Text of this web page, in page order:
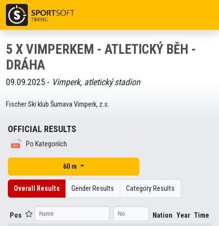
5 X VIMPERKEM - ATLETICKÝ BĚH -
DRÁHA
09.09.2025 - Vimperk, atletický stadion
Fischer Ski klub Šumava Vimperk, z.s.
OFFICIAL RESULTS
Po Kategoriích
60 m
Overall Results Gender Results Category Results
Pos Nation Year Time